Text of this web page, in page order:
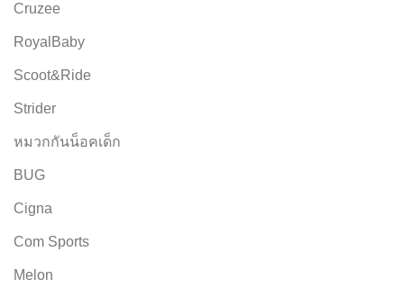
Cruzee
RoyalBaby
Scoot&Ride
Strider
หมวกกันน็อคเด็ก
BUG
Cigna
Com Sports
Melon